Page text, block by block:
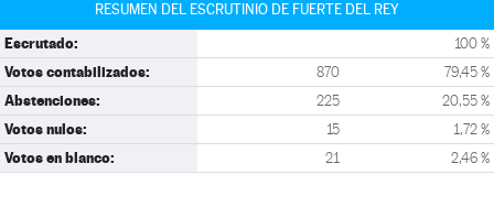
RESUMEN DEL ESCRUTINIO DE FUERTE DEL REY
Escrutado: 100 %
Votos contabilizados: 870 79,45 %
Abstenciones: 225 20,55 %
Votos nulos: 15 1,72 %
Votos en blanco: 21 2,46 %